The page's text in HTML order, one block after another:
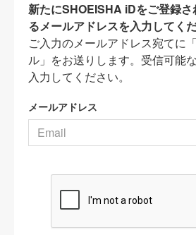
新たにSHOEISHA iDをご登録
るメールアドレスを入力してくだ
ご入力のメールアドレス宛てに
ル」をお送りします。受信可能
入力してください。
メールアドレス